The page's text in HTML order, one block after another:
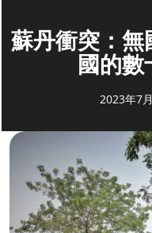
蘇丹衝突：無
國的數
2023年7